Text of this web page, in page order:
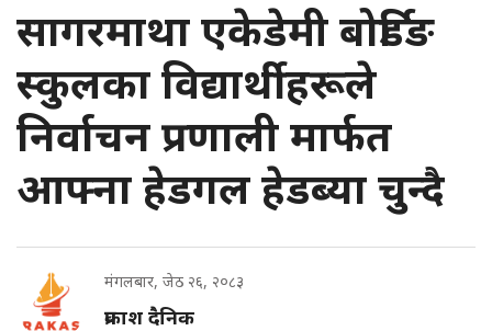
सागरमाथा एकेडेमी बोर्डिङ
स्कुलका विद्यार्थीहरूले
निर्वाचन प्रणाली मार्फत
आफ्ना हेडगल हेडब्या चुन्दै
मंगलबार, जेठ २६, २०८३
प्रकाश दैनिक